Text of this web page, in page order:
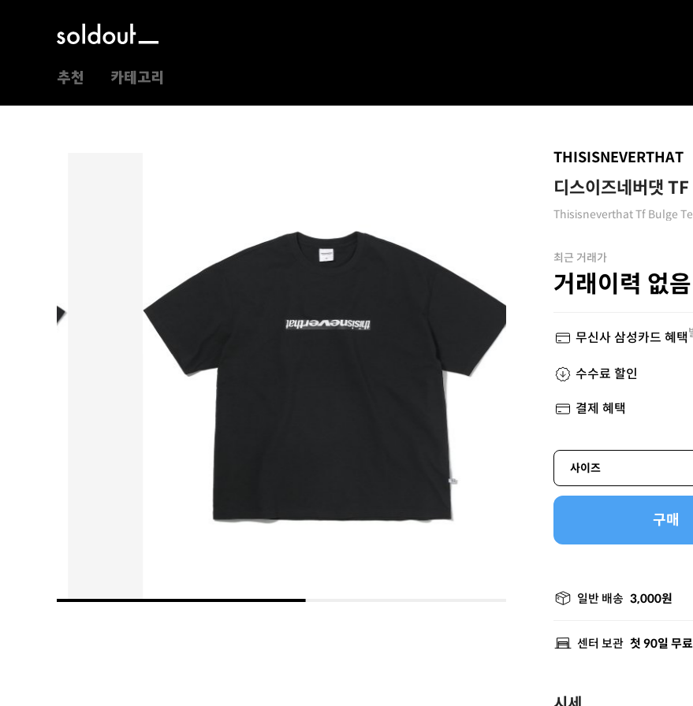
추천 카테고리
THISISNEVERTHAT
디스이즈네버댓
Thisisneverthat Tf Bulge
최근 거래가
거래이력 없음
무신사 삼성카드 혜택
수수료 할인
결제 혜택
사이즈
구매
일반 배송 3,000원
센터 보관 첫 90일 무료